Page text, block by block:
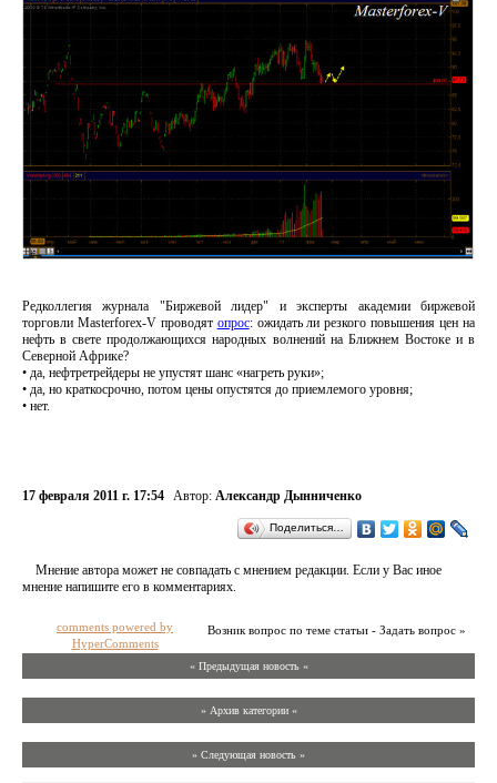
Редколлегия журнала "Биржевой лидер" и эксперты академии биржевой
торговли Masterforex-V проводят опрос: ожидать ли резкого повышения цен на
нефть в свете продолжающихся народных волнений на Ближнем Востоке и в
Северной Африке?
• да, нефтретрейдеры не упустят шанс «нагреть руки»;
• да, но краткосрочно, потом цены опустятся до приемлемого уровня;
• нет.
17 февраля 2011 г. 17:54 Автор: Александр Дынниченко
Поделиться…
Мнение автора может не совпадать с мнением редакции. Если у Вас иное
мнение напишите его в комментариях.
Возник вопрос по теме статьи - Задать вопрос »
comments powered by
HyperComments
« Предыдущая новость «
» Архив категории «
» Следующая новость »